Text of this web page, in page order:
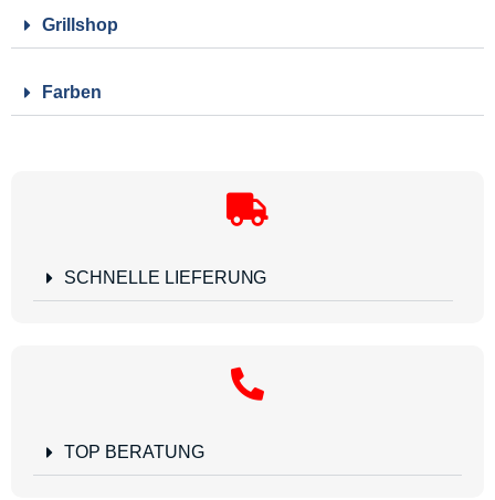
Grillshop
Farben
SCHNELLE LIEFERUNG
TOP BERATUNG